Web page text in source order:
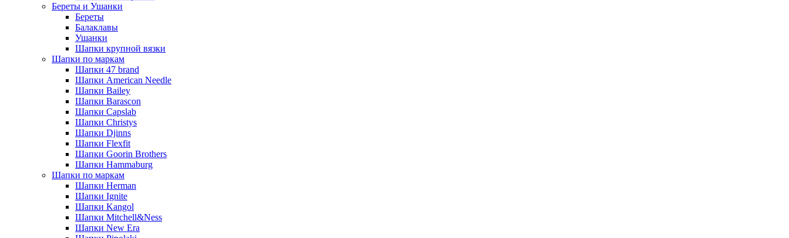
Береты и Ушанки
Береты
Балаклавы
Ушанки
Шапки крупной вязки
Шапки по маркам
Шапки 47 brand
Шапки American Needle
Шапки Bailey
Шапки Barascon
Шапки Capslab
Шапки Christys
Шапки Djinns
Шапки Flexfit
Шапки Goorin Brothers
Шапки Hammaburg
Шапки по маркам
Шапки Herman
Шапки Ignite
Шапки Kangol
Шапки Mitchell&Ness
Шапки New Era